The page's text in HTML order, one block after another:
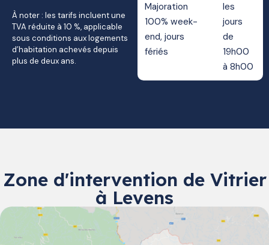
À noter : les tarifs incluent une
TVA réduite à 10 %, applicable
sous conditions aux logements
d’habitation achevés depuis
plus de deux ans.
Majoration
100% week-
end, jours
fériés
les
jours
de
19h00
à 8h00
Zone d'intervention de Vitrier
à Levens